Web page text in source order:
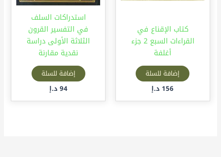
كتاب الإقناع في
القراءات السبع 2 جزء
أغلفة
إضافة للسلة
156 د.إ
استدراكات السلف
في التفسير القرون
الثلاثة الأولى دراسة
نقدية مقارنة
إضافة للسلة
94 د.إ